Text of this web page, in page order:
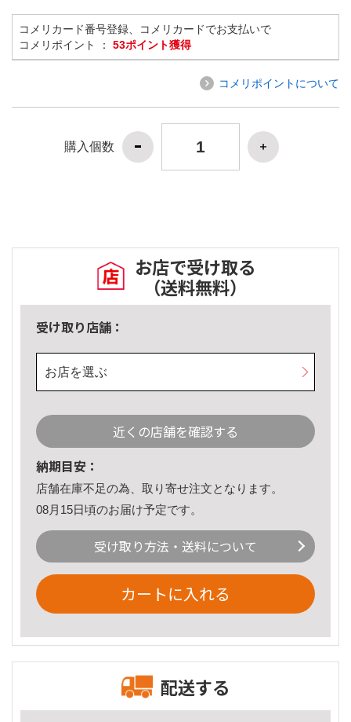
コメリカード番号登録、コメリカードでお支払いで
コメリポイント ： 53ポイント獲得
コメリポイントについて
購入個数
お店で受け取る
（送料無料）
受け取り店舗：
お店を選ぶ
近くの店舗を確認する
納期目安：
店舗在庫不足の為、取り寄せ注文となります。
08月15日頃のお届け予定です。
受け取り方法・送料について
カートに入れる
配送する